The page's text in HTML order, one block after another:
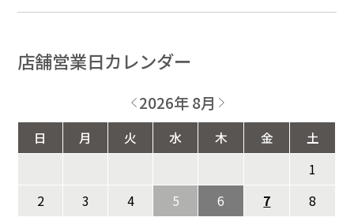
店舗営業日カレンダー
2026年 8月
日 月 火 水 木 金
土
1
2
3 4 5 6 7
8